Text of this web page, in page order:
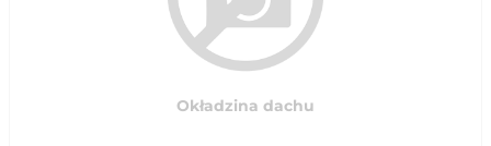
Okładzina dachu